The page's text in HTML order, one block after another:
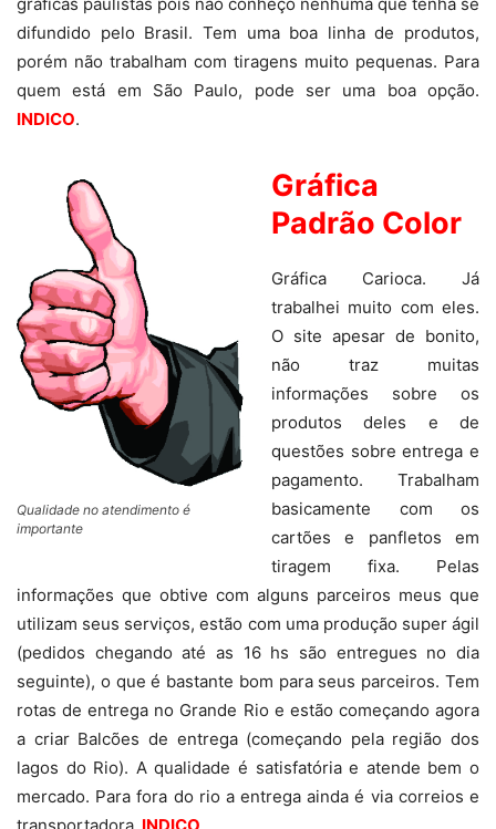
difundido pelo Brasil. Tem uma boa linha de produtos,
porém não trabalham com tiragens muito pequenas. Para
quem está em São Paulo, pode ser uma boa opção.
INDICO.
Qualidade no atendimento é
importante
Gráfica
Padrão Color
Gráfica Carioca. Já
trabalhei muito com eles.
O site apesar de bonito,
não traz muitas
informações sobre os
produtos deles e de
questões sobre entrega e
pagamento. Trabalham
basicamente com os
cartões e panfletos em
tiragem fixa. Pelas
informações que obtive com alguns parceiros meus que
utilizam seus serviços, estão com uma produção super ágil
(pedidos chegando até as 16 hs são entregues no dia
seguinte), o que é bastante bom para seus parceiros. Tem
rotas de entrega no Grande Rio e estão começando agora
a criar Balcões de entrega (começando pela região dos
lagos do Rio). A qualidade é satisfatória e atende bem o
mercado. Para fora do rio a entrega ainda é via correios e